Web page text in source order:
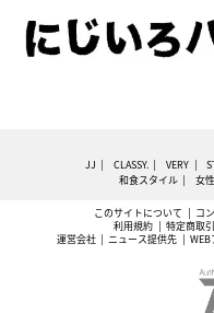
JJ CLASSY. VERY
和食スタイル
女
このサイトについて コ
利用規約
特定商取
運営会社
ニュース提供先